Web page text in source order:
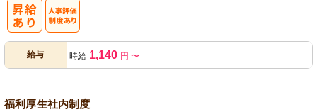
給与 時給 1,140 円 〜
福利厚生社内制度